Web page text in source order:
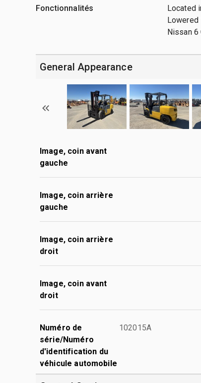
Fonctionnalités
Located
Lowered
Nissan 6
General Appearance
Image, coin avant
gauche
Image, coin arrière
gauche
Image, coin arrière
droit
Image, coin avant
droit
Numéro de
série/Numéro
d'identification du
véhicule automobile
102015A